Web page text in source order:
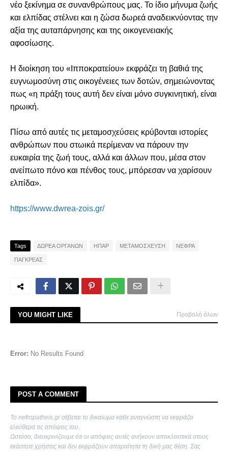
νέο ξεκίνημα σε συνανθρώπους μας. Το ίδιο μήνυμα ζωής
και ελπίδας στέλνει και η ζώσα δωρεά αναδεικνύοντας την
αξία της αυταπάρνησης και της οικογενειακής
αφοσίωσης.
Η διοίκηση του «Ιπποκρατείου» εκφράζει τη βαθιά της
ευγνωμοσύνη στις οικογένειες των δοτών, σημειώνοντας
πως «η πράξη τους αυτή δεν είναι μόνο συγκινητική, είναι
ηρωική.
Πίσω από αυτές τις μεταμοσχεύσεις κρύβονται ιστορίες
ανθρώπων που στωικά περίμεναν να πάρουν την
ευκαιρία της ζωή τους, αλλά και άλλων που, μέσα στον
ανείπωτο πόνο και πένθος τους, μπόρεσαν να χαρίσουν
ελπίδα».
https://www.dwrea-zois.gr/
Tags ΔΩΡΕΑ ΟΡΓΑΝΩΝ ΗΠΑΡ ΜΕΤΑΜΟΣΧΕΥΣΗ ΝΕΦΡΑ
ΠΑΓΚΡΕΑΣ
YOU MIGHT LIKE Προβολή όλων
Error: No Results Found
POST A COMMENT
Το nefropatheis.gr σέβεται το δικαίωμα κάθε αναγνώστη να εκφράζει
ελεύθερα τις απόψεις του.
Ωστόσο, διευκρινίζουμε ότι οι απόψεις αυτές ανήκουν αποκλειστικά στους
εκάστοτε χρήστες και δεν εκφράζουν απαραίτητα τη δική μας θέση. Σας